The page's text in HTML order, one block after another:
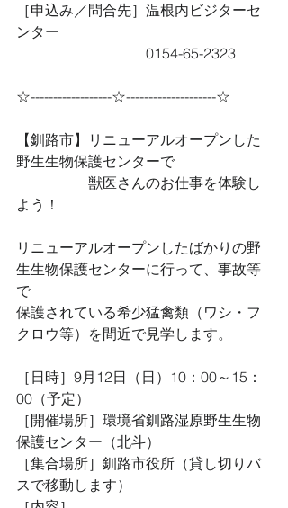
［申込み／問合先］温根内ビジターセ
ンター
0154-65-2323
☆------------------☆--------------------☆
【釧路市】リニューアルオープンした
野生生物保護センターで
獣医さんのお仕事を体験し
よう！
リニューアルオープンしたばかりの野
生生物保護センターに行って、事故等
で
保護されている希少猛禽類（ワシ・フ
クロウ等）を間近で見学します。
［日時］9月12日（日）10：00～15：
00（予定）
［開催場所］環境省釧路湿原野生生物
保護センター（北斗）
［集合場所］釧路市役所（貸し切りバ
スで移動します）